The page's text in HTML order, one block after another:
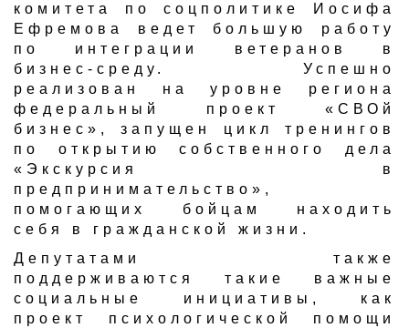
комитета по соцполитике Иосифа
Ефремова ведет большую работу
по интеграции ветеранов в
бизнес-среду. Успешно
реализован на уровне региона
федеральный проект «СВОй
бизнес», запущен цикл тренингов
по открытию собственного дела
«Экскурсия в
предпринимательство»,
помогающих бойцам находить
себя в гражданской жизни.
Депутатами также
поддерживаются такие важные
социальные инициативы, как
проект психологической помощи